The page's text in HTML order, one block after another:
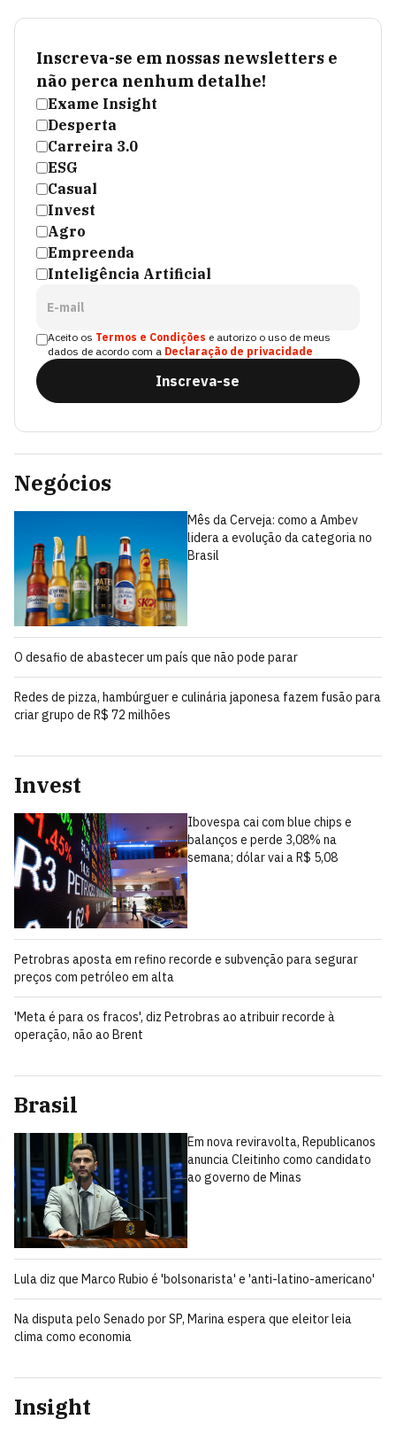
Inscreva-se em nossas newsletters e
não perca nenhum detalhe!
Exame Insight
Desperta
Carreira 3.0
ESG
Casual
Invest
Agro
Empreenda
Inteligência Artificial
E-mail
Aceito os Termos e Condições e autorizo o uso de meus
dados de acordo com a Declaração de privacidade
Inscreva-se
Negócios
Mês da Cerveja: como a Ambev
lidera a evolução da categoria no
Brasil
O desafio de abastecer um país que não pode parar
Redes de pizza, hambúrguer e culinária japonesa fazem fusão para
criar grupo de R$ 72 milhões
Invest
Ibovespa cai com blue chips e
balanços e perde 3,08% na
semana; dólar vai a R$ 5,08
Petrobras aposta em refino recorde e subvenção para segurar
preços com petróleo em alta
'Meta é para os fracos', diz Petrobras ao atribuir recorde à
operação, não ao Brent
Brasil
Em nova reviravolta, Republicanos
anuncia Cleitinho como candidato
ao governo de Minas
Lula diz que Marco Rubio é 'bolsonarista' e 'anti-latino-americano'
Na disputa pelo Senado por SP, Marina espera que eleitor leia
clima como economia
Insight